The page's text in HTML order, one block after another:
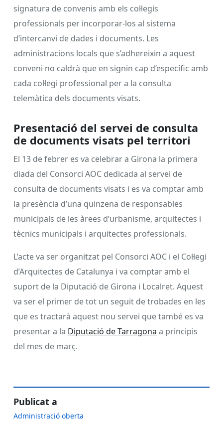
signatura de convenis amb els col·legis
professionals per incorporar-los al sistema
d’intercanvi de dades i documents. Les
administracions locals que s’adhereixin a aquest
conveni no caldrà que en signin cap d’específic amb
cada col·legi professional per a la consulta
telemàtica dels documents visats.
Presentació del servei de consulta
de documents visats pel territori
El 13 de febrer es va celebrar a Girona la primera
diada del Consorci AOC dedicada al servei de
consulta de documents visats i es va comptar amb
la presència d’una quinzena de responsables
municipals de les àrees d’urbanisme, arquitectes i
tècnics municipals i arquitectes professionals.
L’acte va ser organitzat pel Consorci AOC i el Col·legi
d’Arquitectes de Catalunya i va comptar amb el
suport de la Diputació de Girona i Localret. Aquest
va ser el primer de tot un seguit de trobades en les
que es tractarà aquest nou servei que també es va
presentar a la Diputació de Tarragona a principis
del mes de març.
Publicat a
Administració oberta